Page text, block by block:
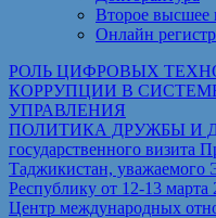
Второе высшее
Онлайн
РОЛЬ ЦИФРОВЫХ
КОРРУПЦИИ В
УПРАВЛЕНИЯ
ПОЛИТИКА ДРУЖБЫ И
государственного визита
Таджикистан,
Республику от 12-13 марта
Центр международных